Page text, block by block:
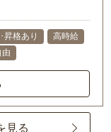
昇格あり
高時給
由
見る